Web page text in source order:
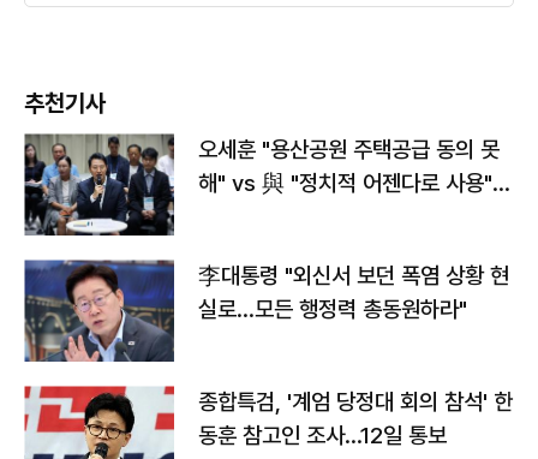
추천기사
오세훈 "용산공원 주택공급 동의 못
해" vs 與 "정치적 어젠다로 사용"
李대통령 "외신서 보던 폭염 상황 현
실로…모든 행정력 총동원하라"
종합특검, '계엄 당정대 회의 참석' 한
동훈 참고인 조사...12일 통보